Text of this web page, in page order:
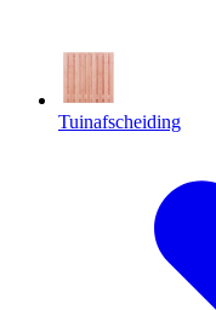
Tuinafscheiding